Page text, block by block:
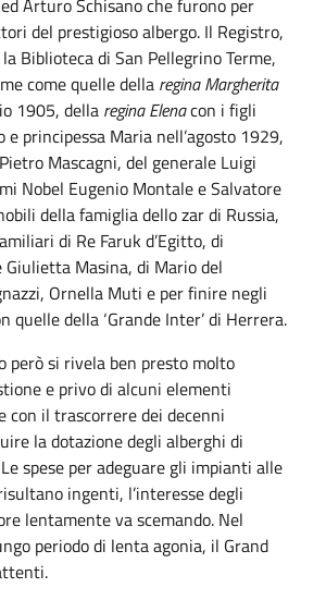
del prestigioso albergo. Il Registro,
Biblioteca di San Pellegrino Terme,
come quelle della regina Margherita
1905, della regina Elenacon i figli
e principessa Maria nell’agosto 1929,
Mascagni, del generale Luigi
Nobel Eugenio Montale e Salvatore
della famiglia dello zar di Russia,
di Re Faruk d’Egitto, di
Giulietta Masina, di Mario del
Ornella Muti e per finire negli
quelle della ‘Grande Inter’ di Herrera.
però si rivela ben presto molto
e privo di alcuni elementi
con il trascorrere dei decenni
la dotazione degli alberghi di
spese per adeguare gli impianti alle
ingenti, l’interesse degli
lentamente va scemando. Nel
periodo di lenta agonia, il Grand